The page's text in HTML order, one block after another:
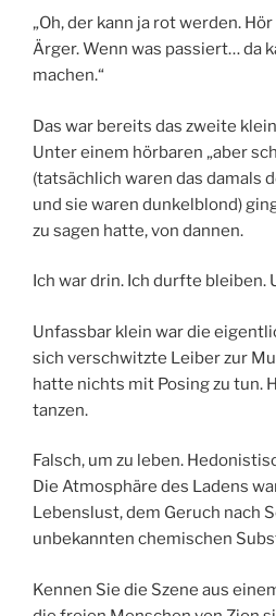
„Oh, der kann ja rot werden.
Ärger. Wenn was passiert… da
machen.“
Das war bereits das zweite
Unter einem hörbaren „aber
(tatsächlich waren das damals
und sie waren dunkelblond)
zu sagen hatte, von dannen.
Ich war drin. Ich durfte bleiben.
Unfassbar klein war die
sich verschwitzte Leiber zur
hatte nichts mit Posing zu tun.
tanzen.
Falsch, um zu leben.
Die Atmosphäre des Ladens
Lebenslust, dem Geruch nach
unbekannten chemischen
Kennen Sie die Szene aus